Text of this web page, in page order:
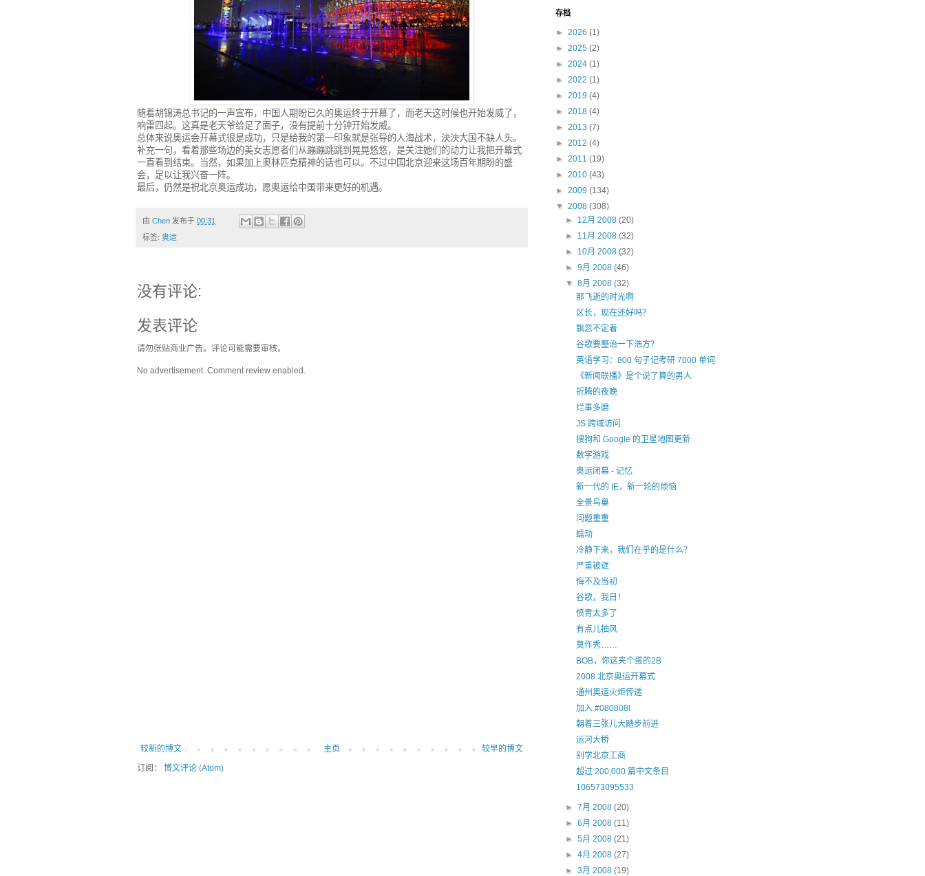
随着胡锦涛总书记的一声宣布，中国人期盼已久的奥运终于开幕了，而老天这时候也开始发威了，
响雷四起。这真是老天爷给足了面子，没有提前十分钟开始发威。
总体来说奥运会开幕式很是成功，只是给我的第一印象就是张导的人海战术，泱泱大国不缺人头。
补充一句， 看着那些场边的美女志愿者们从蹦蹦跳跳到晃晃悠悠，是关注她们的动力让我把开幕式
一直看到结束。当然，如果加上奥林匹克精神的话也可以。不过中国北京迎来这场百年期盼的盛
会，足以让我兴奋一阵。
最后，仍然是祝北京奥运成功，愿奥运给中国带来更好的机遇。
由 Chen 发布于 00:31
标签: 奥运
没有评论:
发表评论
请勿张贴商业广告。评论可能需要审核。
No advertisement. Comment review enabled.
较新的博文 较早的博文
主页
订阅： 博文评论 (Atom)
存档
► 2026 (1)
► 2025 (2)
► 2024 (1)
► 2022 (1)
► 2019 (4)
► 2018 (4)
► 2013 (7)
► 2012 (4)
► 2011 (19)
► 2010 (43)
► 2009 (134)
▼ 2008 (308)
► 12月 2008(20)
► 11月 2008(32)
► 10月 2008(32)
►9月 2008(46)
▼8月 2008(32)
那飞逝的时光啊
区长，现在还好吗？
飘忽不定着
谷歌要整治一下浩方？
英语学习：800 句子记考研 7000 单词
《新闻联播》是个说了算的男人
折腾的夜晚
烂事多磨
JS 跨域访问
搜狗和 Google 的卫星地图更新
数字游戏
奥运闭幕 - 记忆
新一代的 IE，新一轮的烦恼
全景鸟巢
问题重重
蠕动
冷静下来，我们在乎的是什么？
严重被诓
悔不及当初
谷歌，我日！
愤青太多了
有点儿抽风
莫作秀……
BOB，你这夹个蛋的2B
2008 北京奥运开幕式
通州奥运火炬传递
加入 #080808!
朝着三张儿大踏步前进
运河大桥
别学北京工商
超过 200,000 篇中文条目
106573095533
►7月 2008(20)
►6月 2008(11)
►5月 2008(21)
►4月 2008(27)
►3月 2008(19)